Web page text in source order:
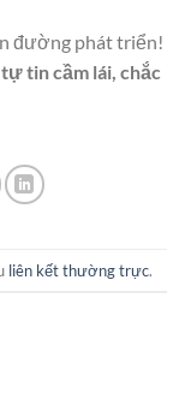
đường phát triển!
tự tin cầm lái, chắc
liên kết thường trực.